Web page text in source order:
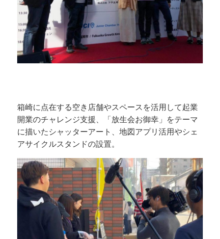
箱崎に点在する空き店舗やスペースを活用して起業
開業のチャレンジ支援、「放生会お御幸」をテーマ
に描いたシャッターアート、地図アプリ活用やシェ
アサイクルスタンドの設置。